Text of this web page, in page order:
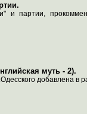
и партии,
муть - 2).
добавлена в